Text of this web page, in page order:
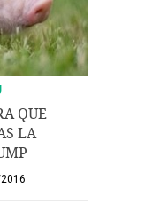
QUE
LA